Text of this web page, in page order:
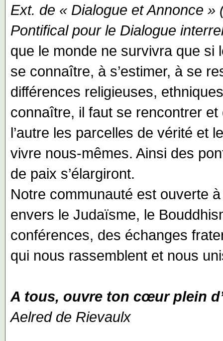
Ext. de « Dialogue et Annonce »
Pontifical pour le Dialogue
que le monde ne survivra que si
se connaître, à s’estimer, à se
différences religieuses,
connaître, il faut se rencontrer
l’autre les parcelles de vérité et
vivre nous-mêmes. Ainsi des
de paix s’élargiront.
Notre communauté est ouverte
envers le Judaïsme, le
conférences, des échanges
qui nous rassemblent et nous
A tous, ouvre ton cœur plein
Aelred de Rievaulx